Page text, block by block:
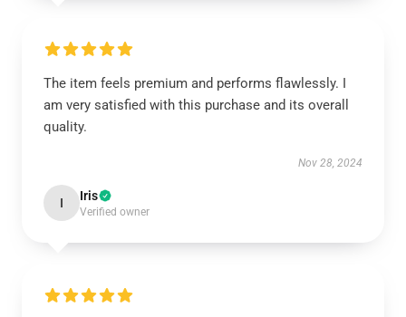
The item feels premium and performs flawlessly. I
am very satisfied with this purchase and its overall
quality.
Nov 28, 2024
I Iris
Verified owner